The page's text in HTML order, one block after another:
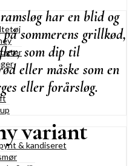
& kandiseret
har en blid og
sommerens grillkød,
som dip til
eller måske som en
eller forårsløg.
variant